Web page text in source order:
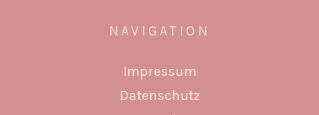
NAVIGATION
Impressum
Datenschutz